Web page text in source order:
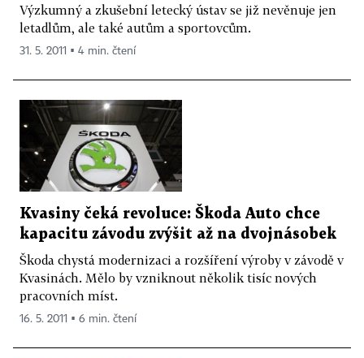
Výzkumný a zkušební letecký ústav se již nevěnuje jen
letadlům, ale také autům a sportovcům.
31. 5. 2011 ▪ 4 min. čtení
Kvasiny čeká revoluce: Škoda Auto chce
kapacitu závodu zvýšit až na dvojnásobek
Škoda chystá modernizaci a rozšíření výroby v závodě v
Kvasinách. Mělo by vzniknout několik tisíc nových
pracovních míst.
16. 5. 2011 ▪ 6 min. čtení